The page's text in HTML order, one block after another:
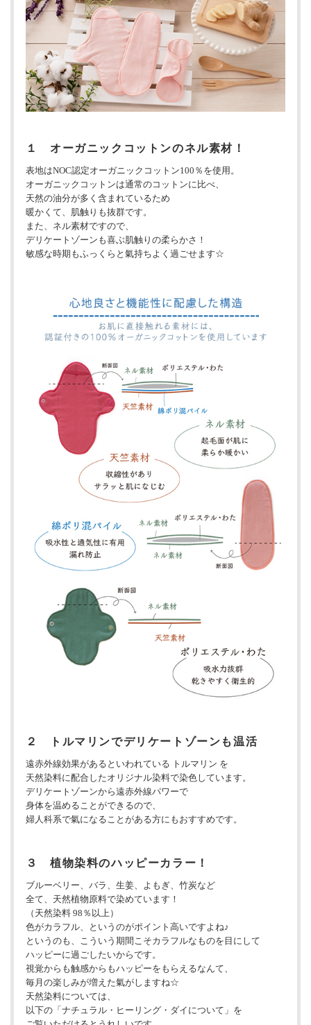
１ オーガニックコットンのネル素材！
表地はNOC認定オーガニックコットン100％を使用。
オーガニックコットンは通常のコットンに比べ、
天然の油分が多く含まれているため
暖かくて、肌触りも抜群です。
また、ネル素材ですので、
デリケートゾーンも喜ぶ肌触りの柔らかさ！
敏感な時期もふっくらと氣持ちよく過ごせます☆
２ トルマリンでデリケートゾーンも温活
遠赤外線効果があるといわれている トルマリン を
天然染料に配合したオリジナル染料で染色しています。
デリケートゾーンから遠赤外線パワーで
身体を温めることができるので、
婦人科系で氣になることがある方にもおすすめです。
３ 植物染料のハッピーカラー！
ブルーベリー、バラ、生姜、よもぎ、竹炭など
全て、天然植物原料で染めています！
（天然染料 98％以上）
色がカラフル、というのがポイント高いですよね♪
というのも、こういう期間こそカラフルなものを目にして
ハッピーに過ごしたいからです。
視覚からも触感からもハッピーをもらえるなんて、
毎月の楽しみが増えた氣がしますね☆
天然染料については、
以下の「ナチュラル・ヒーリング・ダイについて」を